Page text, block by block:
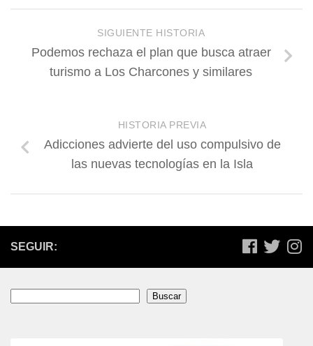
SIGUIENTE HISTORIA
Podemos rechaza el plan que busca atraer
turismo a Los Charcones y similares
HISTORIA PREVIA
Adicciones advierte del uso compulsivo de
las nuevas tecnologías en la Isla
SEGUIR:
Buscar